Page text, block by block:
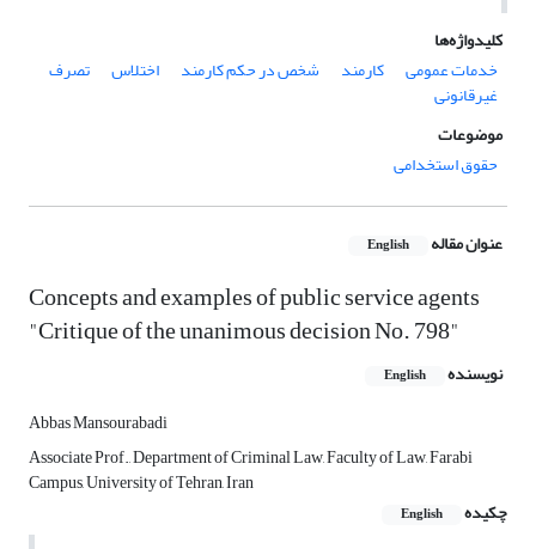
کلیدواژه‌ها
خدمات عمومی
کارمند شخص در حکم کارمند اختلاس تصرف
غیرقانونی
موضوعات
حقوق استخدامی
عنوان مقاله English
Concepts and examples of public service agents
"Critique of the unanimous decision No. 798"
نویسنده English
Abbas Mansourabadi
Associate Prof., Department of Criminal Law, Faculty of Law, Farabi
Campus, University of Tehran, Iran
چکیده
English